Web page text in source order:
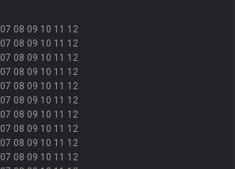
07 08 09 10 11 12
07 08 09 10 11 12
07 08 09 10 11 12
07 08 09 10 11 12
07 08 09 10 11 12
07 08 09 10 11 12
07 08 09 10 11 12
07 08 09 10 11 12
07 08 09 10 11 12
07 08 09 10 11 12